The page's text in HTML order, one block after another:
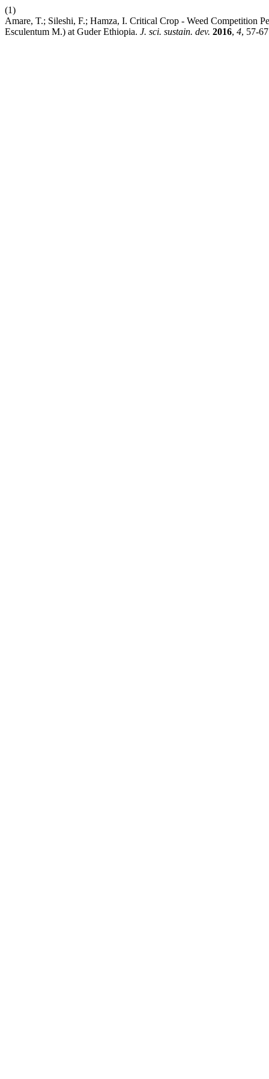
(1)
Amare, T.; Sileshi, F.; Hamza, I. Critical Crop - Weed Competition
Esculentum M.) at Guder Ethiopia. J. sci. sustain. dev. 2016, 4, 57-